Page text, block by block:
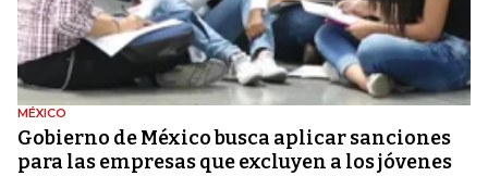
MÉXICO
Gobierno de México busca aplicar sanciones
para las empresas que excluyen a los jóvenes